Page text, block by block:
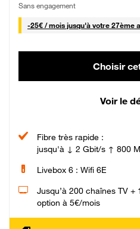
Sans engagement
-25€ / mois25 € par mois
jusqu'à votre 27ème
Choisir
Voir le
Fibre très rapide :
jusqu'à ↓ 2 Gbit/s ↑ 800
Livebox 6 : Wifi 6E
Jusqu’à 200 chaînes TV +
option à 5€/mois